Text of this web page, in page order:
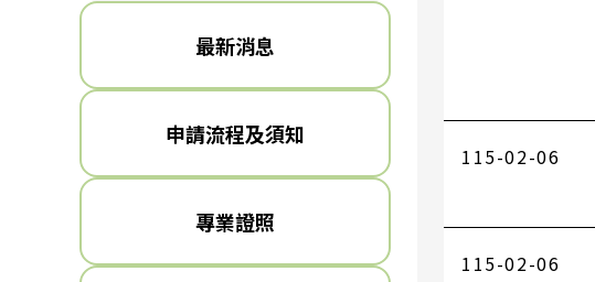
最新消息
申請流程及須知
專業證照
115-02-06
115-02-06